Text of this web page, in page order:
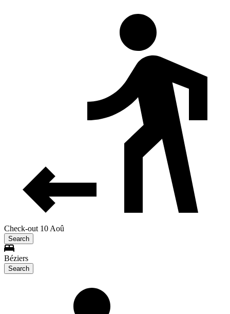
Check-out 10 Aoû
Search
Béziers
Search